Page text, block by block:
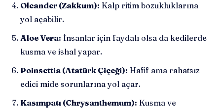
Oleander (Zakkum): Kalp ritim bozukluklarına
yol açabilir.
Aloe Vera: İnsanlar için faydalı olsa da kedilerde
kusma ve ishal yapar.
Poinsettia (Atatürk Çiçeği): Hafif ama rahatsız
edici mide sorunlarına yol açar.
Kasımpatı (Chrysanthemum): Kusma ve